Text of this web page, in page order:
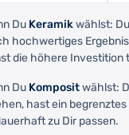
Du Keramikwählst:
hochwertiges
die höhere Investition
Du Kompositwählst:
hast ein
zu Dir passen.